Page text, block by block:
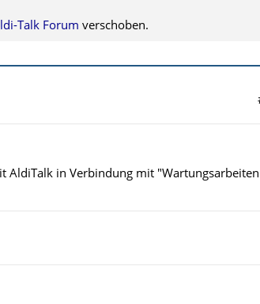
Talk Forum verschoben.
AldiTalk in Verbindung mit